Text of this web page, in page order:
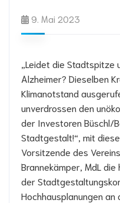
9. Mai 2023
„Leidet die
Alzheimer? Dieselben
Klimanotstand
unverdrossen den
der Investoren Büschl/
Stadtgestalt!“, mit
Vorsitzende des
Brannekämper, MdL
der
Hochhausplanungen